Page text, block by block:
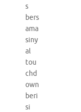
s
bers
ama
siny
al
tou
chd
own
beri
si